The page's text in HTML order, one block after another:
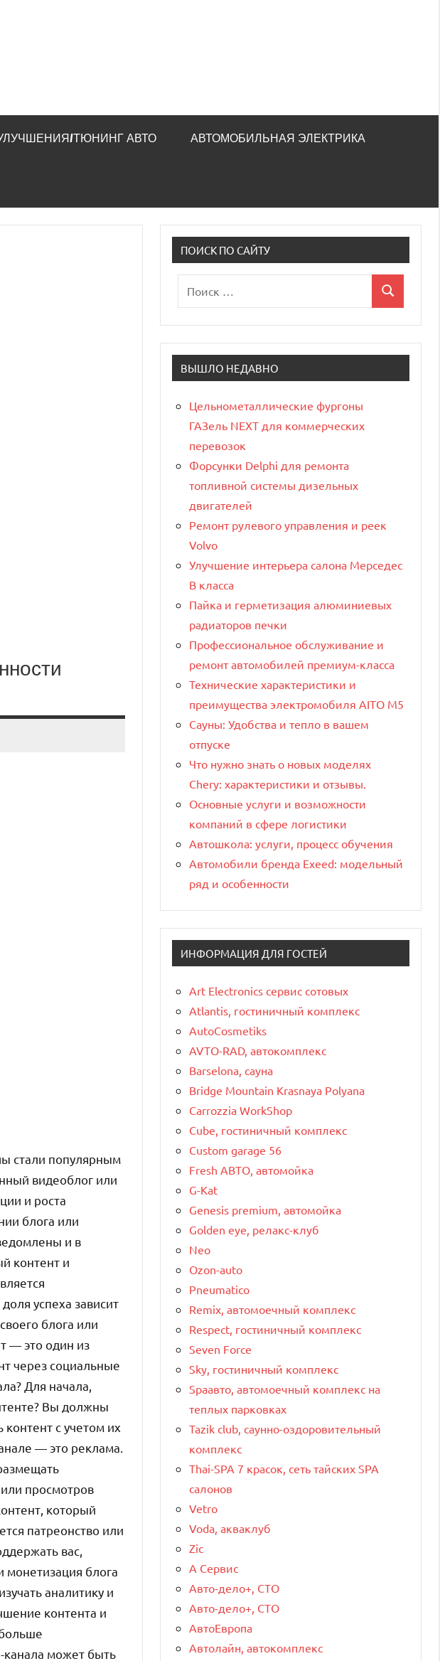
ТЮНИНГ АВТО АВТОМОБИЛЬНАЯ ЭЛЕКТРИКА
стали популярным
видеоблог или
и роста
блога или
и в
контент и
успеха зависит
блога или
— это один из
через социальные
Для начала,
Вы должны
с учетом их
— это реклама.
просмотров
который
патреонство или
вас,
монетизация блога
аналитику и
контента и
канала может быть
ПОИСК ПО САЙТУ
для:
Поиск
ВЫШЛО НЕДАВНО
Цельнометаллические фургоны
ГАЗель NEXT для коммерческих
перевозок
Форсунки Delphi для ремонта
топливной системы дизельных
двигателей
Ремонт рулевого управления и реек
Volvo
Улучшение интерьера салона Мерседес
В класса
Пайка и герметизация алюминиевых
радиаторов печки
Профессиональное обслуживание и
ремонт автомобилей премиум-класса
Технические характеристики и
преимущества электромобиля AITO M5
Сауны: Удобства и тепло в вашем
отпуске
Что нужно знать о новых моделях
Chery: характеристики и отзывы.
Основные услуги и возможности
компаний в сфере логистики
Автошкола: услуги, процесс обучения
Автомобили бренда Exeed: модельный
ряд и особенности
ИНФОРМАЦИЯ ДЛЯ ГОСТЕЙ
Art Electronics сервис сотовых
Atlantis, гостиничный комплекс
AutoCosmetiks
AVTO-RAD, автокомплекс
Barselona, сауна
Bridge Mountain Krasnaya Polyana
Carrozzia WorkShop
Cube, гостиничный комплекс
Custom garage 56
Fresh АВТО, автомойка
G-Kat
Genesis premium, автомойка
Golden eye, релакс-клуб
Neo
Ozon-auto
Pneumatico
Remix, автомоечный комплекс
Respect, гостиничный комплекс
Seven Force
Sky, гостиничный комплекс
Spaавто, автомоечный комплекс на
теплых парковках
Tazik club, саунно-оздоровительный
комплекс
Thai-SPA 7 красок, сеть тайских SPA
салонов
Vetro
Voda, акваклуб
Zic
А Сервис
Авто-дело+, СТО
Авто-дело+, СТО
АвтоЕвропа
Автолайн, автокомплекс